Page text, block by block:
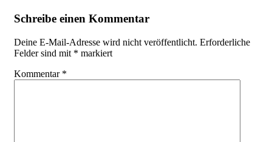
Schreibe einen Kommentar
Deine E-Mail-Adresse wird nicht veröffentlicht. Erforderliche
Felder sind mit * markiert
Kommentar *